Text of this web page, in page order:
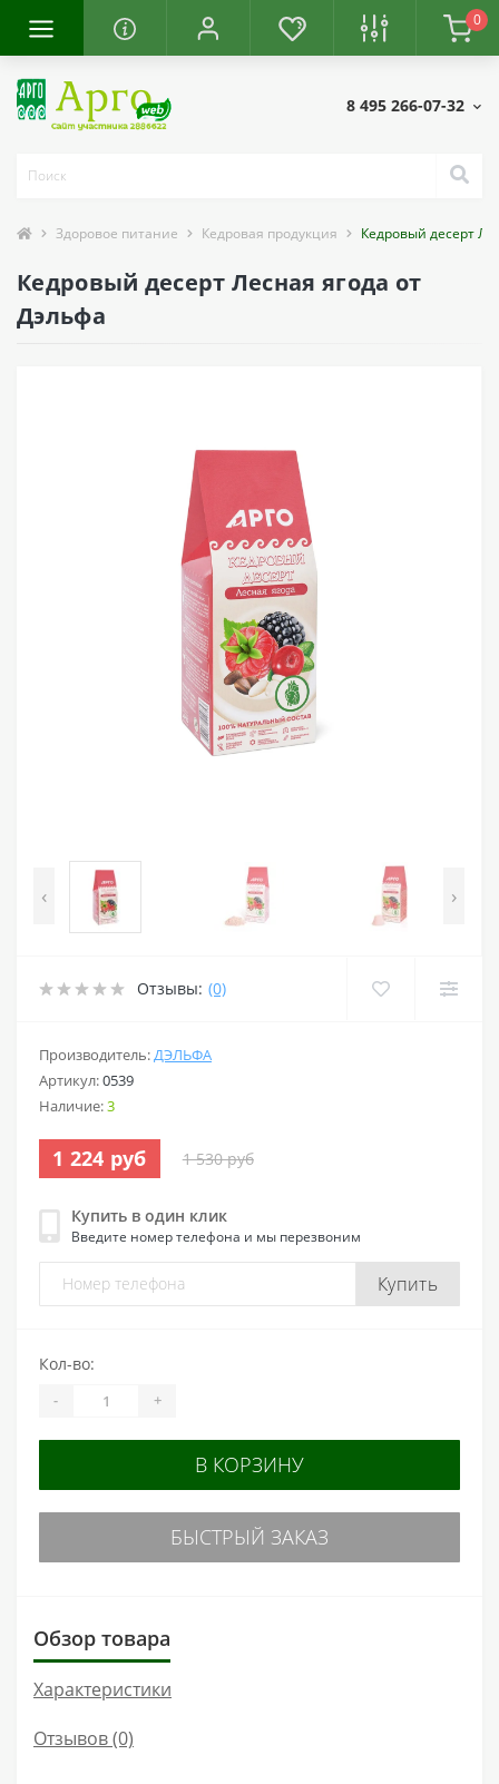
0
8 495 266-07-32
Здоровое питание Кедровая продукция Кедровый десерт
Кедровый десерт Лесная ягода от
Дэльфа
‹ ›
Отзывы: (0)
Производитель:ДЭЛЬФА
Артикул:0539
Наличие:3
1 224 руб 1 530 руб
Купить в один клик
Введите номер телефона и мы перезвоним
Купить
Кол-во:
- +
В КОРЗИНУ
БЫСТРЫЙ ЗАКАЗ
Обзор товара
Характеристики
Отзывов (0)